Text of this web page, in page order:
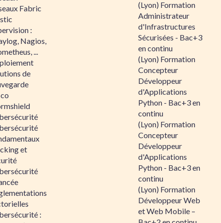
Fabric
:
Nagios,
...
de
et
:
(Lyon) Formation
Administrateur
d'Infrastructures
Sécurisées - Bac+3
en continu
(Lyon) Formation
Concepteur
Développeur
d'Applications
Python - Bac+3 en
continu
(Lyon) Formation
Concepteur
Développeur
d'Applications
Python - Bac+3 en
continu
(Lyon) Formation
Développeur Web
et Web Mobile –